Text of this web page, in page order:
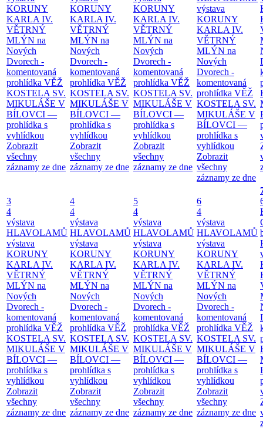
KORUNY
KARLA IV.
VĚTRNÝ
MLÝN na
Nových
Dvorech -
komentovaná
prohlídka VĚŽ
KOSTELA SV.
MIKULÁŠE V
BÍLOVCI —
prohlídka s
vyhlídkou
Zobrazit
všechny
záznamy ze dne
KORUNY
KARLA IV.
VĚTRNÝ
MLÝN na
Nových
Dvorech -
komentovaná
prohlídka VĚŽ
KOSTELA SV.
MIKULÁŠE V
BÍLOVCI —
prohlídka s
vyhlídkou
Zobrazit
všechny
záznamy ze dne
KORUNY
KARLA IV.
VĚTRNÝ
MLÝN na
Nových
Dvorech -
komentovaná
prohlídka VĚŽ
KOSTELA SV.
MIKULÁŠE V
BÍLOVCI —
prohlídka s
vyhlídkou
Zobrazit
všechny
záznamy ze dne
výstava
KORUNY
KARLA IV.
VĚTRNÝ
MLÝN na
Nových
Dvorech -
komentovaná
prohlídka VĚŽ
KOSTELA SV.
MIKULÁŠE V
BÍLOVCI —
prohlídka s
vyhlídkou
Zobrazit
všechny
záznamy ze dne
3
4
výstava
HLAVOLAMŮ
výstava
KORUNY
KARLA IV.
VĚTRNÝ
MLÝN na
Nových
Dvorech -
komentovaná
prohlídka VĚŽ
KOSTELA SV.
MIKULÁŠE V
BÍLOVCI —
prohlídka s
vyhlídkou
Zobrazit
všechny
záznamy ze dne
4
4
výstava
HLAVOLAMŮ
výstava
KORUNY
KARLA IV.
VĚTRNÝ
MLÝN na
Nových
Dvorech -
komentovaná
prohlídka VĚŽ
KOSTELA SV.
MIKULÁŠE V
BÍLOVCI —
prohlídka s
vyhlídkou
Zobrazit
všechny
záznamy ze dne
5
4
výstava
HLAVOLAMŮ
výstava
KORUNY
KARLA IV.
VĚTRNÝ
MLÝN na
Nových
Dvorech -
komentovaná
prohlídka VĚŽ
KOSTELA SV.
MIKULÁŠE V
BÍLOVCI —
prohlídka s
vyhlídkou
Zobrazit
všechny
záznamy ze dne
6
4
výstava
HLAVOLAMŮ
výstava
KORUNY
KARLA IV.
VĚTRNÝ
MLÝN na
Nových
Dvorech -
komentovaná
prohlídka VĚŽ
KOSTELA SV.
MIKULÁŠE V
BÍLOVCI —
prohlídka s
vyhlídkou
Zobrazit
všechny
záznamy ze dne